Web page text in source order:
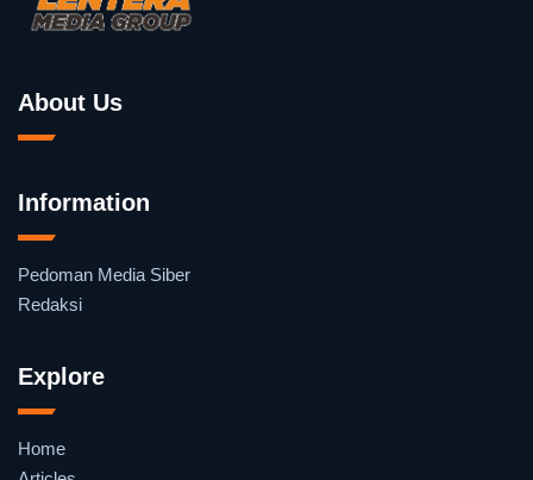
About Us
Information
Pedoman Media Siber
Redaksi
Explore
Home